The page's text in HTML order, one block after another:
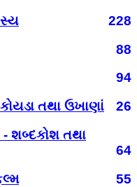
228
88
94
તથા ઉખાણાં
26
શબ્દકોશ તથા
64
55